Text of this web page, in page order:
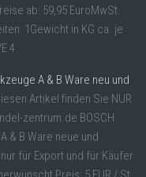
ab: 59,95 EuroMwSt.
1Gewicht in KG ca. je
4
A & B Ware neu und
Artikel finden Sie NUR
zentrum.de BOSCH
& B Ware neue und
für Export und für Käufer